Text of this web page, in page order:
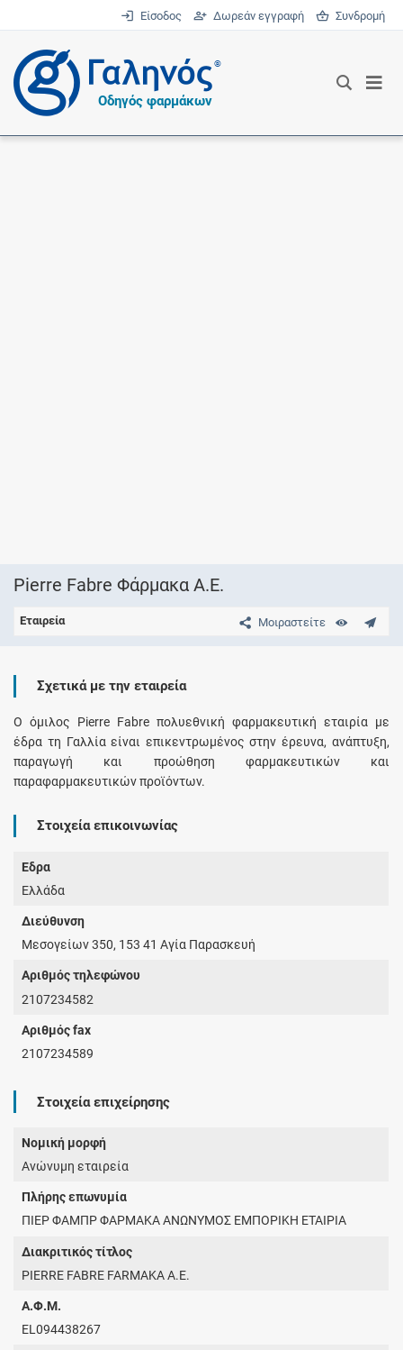
Είσοδος Δωρεάν εγγραφή Συνδρομή
®
Οδηγός φαρμάκων
Pierre Fabre Φάρμακα Α.Ε.
Μοιραστείτε
Εταιρεία
Σχετικά με την εταιρεία
Ο όμιλος Pierre Fabre πολυεθνική φαρμακευτική εταιρία με
έδρα τη Γαλλία είναι επικεντρωμένος στην έρευνα, ανάπτυξη,
παραγωγή και προώθηση φαρμακευτικών και
παραφαρμακευτικών προϊόντων.
Στοιχεία επικοινωνίας
Έδρα
Ελλάδα
Διεύθυνση
Μεσογείων 350, 153 41 Αγία Παρασκευή
Αριθμός τηλεφώνου
2107234582
Αριθμός fax
2107234589
Στοιχεία επιχείρησης
Νομική μορφή
Ανώνυμη εταιρεία
Πλήρης επωνυμία
ΠΙΕΡ ΦΑΜΠΡ ΦΑΡΜΑΚΑ ΑΝΩΝΥΜΟΣ ΕΜΠΟΡΙΚΗ ΕΤΑΙΡΙΑ
Διακριτικός τίτλος
PIERRE FABRE FARMAKA A.E.
Α.Φ.Μ.
EL094438267